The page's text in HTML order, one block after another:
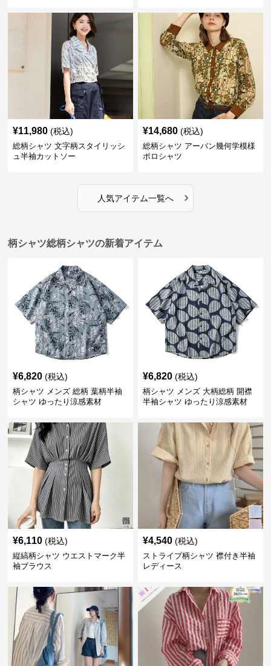
¥11,980 (税込)
総柄シャツ 文字柄スタイリッシ
ュ半袖カットソー
¥14,680 (税込)
総柄シャツ アーバン幾何学模様
ポロシャツ
人気アイテム一覧へ ›
柄シャツ総柄シャツの新着アイテム
¥6,820 (税込)
柄シャツ メンズ 総柄 葉柄半袖
シャツ ゆったり涼感素材
¥6,820 (税込)
柄シャツ メンズ 大柄総柄 開襟
半袖シャツ ゆったり涼感素材
¥6,110 (税込)
縦縞柄シャツ ウエストマーク半
袖ブラウス
¥4,540 (税込)
ストライプ柄シャツ 襟付き半袖
レディース